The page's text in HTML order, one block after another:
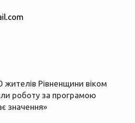
Рівненщини віком
роботу за програмою
значення»